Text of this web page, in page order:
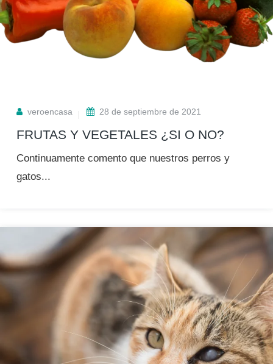
veroencasa 28 de septiembre de 2021
FRUTAS Y VEGETALES ¿SI O NO?
Continuamente comento que nuestros perros y
gatos...